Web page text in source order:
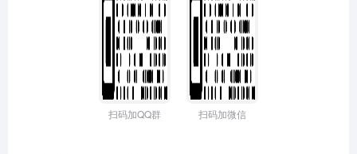
扫码加QQ群 扫码加微信